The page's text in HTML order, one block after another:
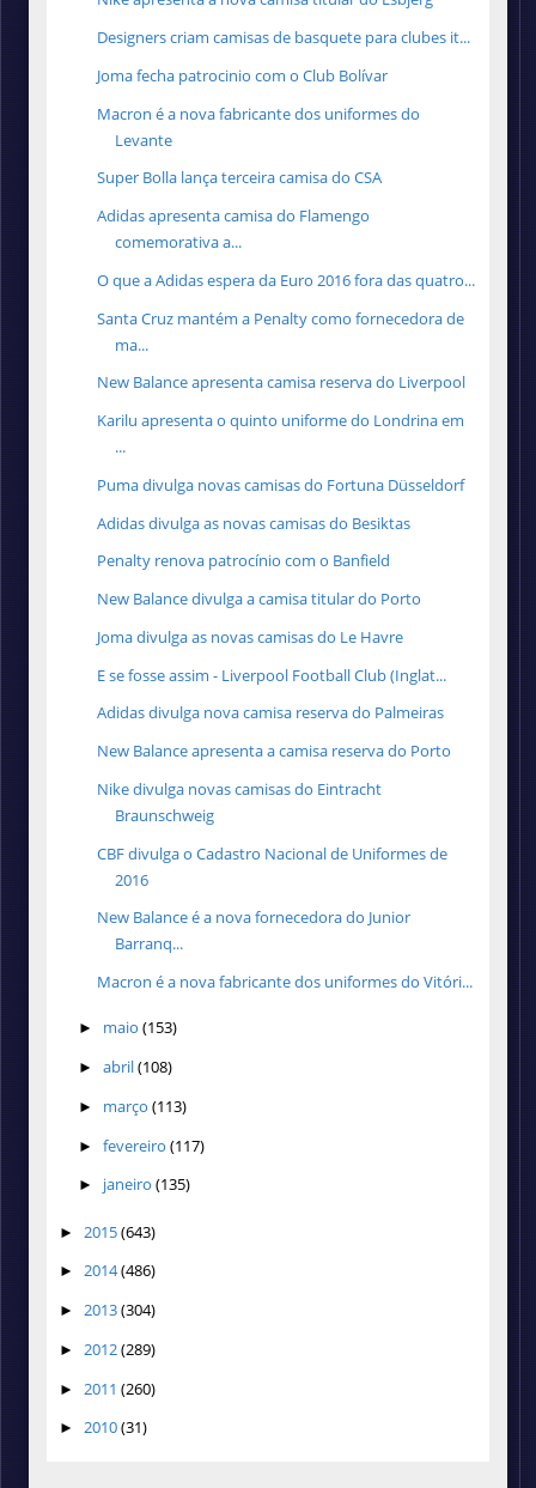
Designers criam camisas de basquete para clubes it...
Joma fecha patrocinio com o Club Bolívar
Macron é a nova fabricante dos uniformes do
Levante
Super Bolla lança terceira camisa do CSA
Adidas apresenta camisa do Flamengo
comemorativa a...
O que a Adidas espera da Euro 2016 fora das quatro...
Santa Cruz mantém a Penalty como fornecedora de
ma...
New Balance apresenta camisa reserva do Liverpool
Karilu apresenta o quinto uniforme do Londrina em
...
Puma divulga novas camisas do Fortuna Düsseldorf
Adidas divulga as novas camisas do Besiktas
Penalty renova patrocínio com o Banfield
New Balance divulga a camisa titular do Porto
Joma divulga as novas camisas do Le Havre
E se fosse assim - Liverpool Football Club (Inglat...
Adidas divulga nova camisa reserva do Palmeiras
New Balance apresenta a camisa reserva do Porto
Nike divulga novas camisas do Eintracht
Braunschweig
CBF divulga o Cadastro Nacional de Uniformes de
2016
New Balance é a nova fornecedora do Junior
Barranq...
Macron é a nova fabricante dos uniformes do Vitóri...
► maio (153)
► abril(108)
► março (113)
► fevereiro (117)
► janeiro (135)
► 2015(643)
► 2014(486)
► 2013(304)
► 2012(289)
► 2011 (260)
► 2010(31)